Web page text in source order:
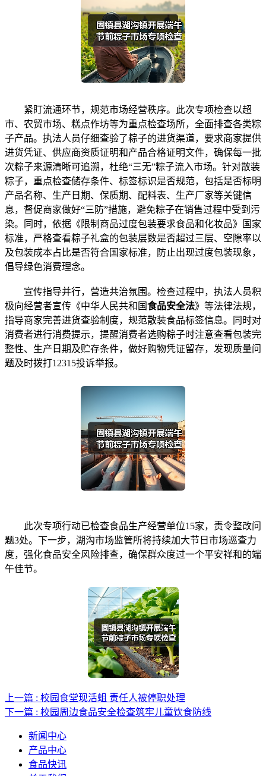
紧盯流通环节，规范市场经营秩序。此次专项检查以超
市、农贸市场、糕点作坊等为重点检查场所，全面排查各类粽
子产品。执法人员仔细查验了粽子的进货渠道，要求商家提供
进货凭证、供应商资质证明和产品合格证明文件，确保每一批
次粽子来源清晰可追溯，杜绝“三无”粽子流入市场。针对散装
粽子，重点检查储存条件、标签标识是否规范，包括是否标明
产品名称、生产日期、保质期、配料表、生产厂家等关键信
息，督促商家做好“三防”措施，避免粽子在销售过程中受到污
染。同时，依据《限制商品过度包装要求食品和化妆品》国家
标准，严格查看粽子礼盒的包装层数是否超过三层、空隙率以
及包装成本占比是否符合国家标准，防止出现过度包装现象，
倡导绿色消费理念。
宣传指导并行，营造共治氛围。检查过程中，执法人员积
极向经营者宣传《中华人民共和国食品安全法》等法律法规，
指导商家完善进货查验制度，规范散装食品标签信息。同时对
消费者进行消费提示，提醒消费者选购粽子时注意查看包装完
整性、生产日期及贮存条件，做好购物凭证留存，发现质量问
题及时拨打12315投诉举报。
此次专项行动已检查食品生产经营单位15家，责令整改问
题3处。下一步，湖沟市场监管所将持续加大节日市场巡查力
度，强化食品安全风险排查，确保群众度过一个平安祥和的端
午佳节。
上一篇 : 校园食堂现活蛆 责任人被停职处理
下一篇 : 校园周边食品安全检查筑牢儿童饮食防线
新闻中心
产品中心
食品快讯